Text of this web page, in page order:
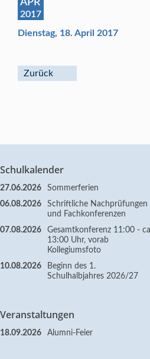
APR
2017
Dienstag, 18. April 2017
Zurück
Schulkalender
27.06.2026
Sommerferien
06.08.2026
Schriftliche Nachprüfungen
und Fachkonferenzen
07.08.2026
Gesamtkonferenz 11:00 -
13:00 Uhr, vorab
Kollegiumsfoto
10.08.2026
Beginn des 1.
Schulhalbjahres 2026/27
Veranstaltungen
18.09.2026 Alumni-Feier